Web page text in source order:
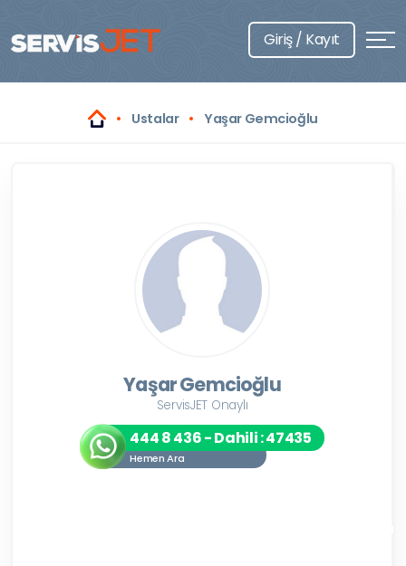
Giriş / Kayıt
Ustalar Yaşar Gemcioğlu
Yaşar Gemcioğlu
ServisJET Onaylı
444 8 436 - Dahili : 47435
Hemen Ara